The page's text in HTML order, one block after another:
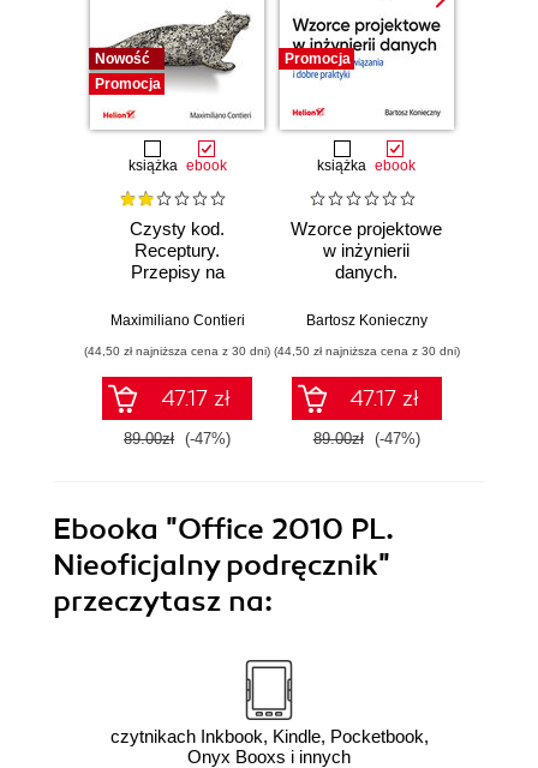
Nowość
Promocja
książka ebook
Czysty kod.
Receptury.
Przepisy na
struktury i jakości
Maximiliano Contieri
(44,50 zł najniższa cena z 30 dni)
47.17 zł
89.00zł (-47%)
Promocja
książka ebook
Wzorce projektowe
w inżynierii
danych.
rozwiązania i dobre
Bartosz Konieczny
(44,50 zł najniższa cena z 30 dni)
47.17 zł
89.00zł (-47%)
Ebooka "Office 2010 PL.
Nieoficjalny podręcznik"
przeczytasz na:
czytnikach Inkbook, Kindle, Pocketbook,
Onyx Booxs i innych